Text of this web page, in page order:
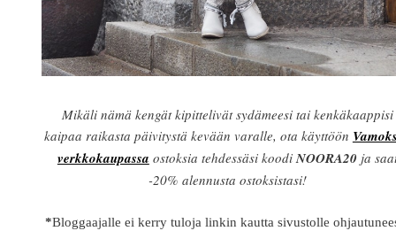
Mikäli nämä kengät kipittelivät sydämeesi tai kenkäkaappisi
kaipaa raikasta päivitystä kevään varalle, ota käyttöön
verkkokaupassa ostoksia tehdessäsi koodiNOORA20 ja
-20% alennusta ostoksistasi!
*Bloggaajalle ei kerry tuloja linkin kautta sivustolle